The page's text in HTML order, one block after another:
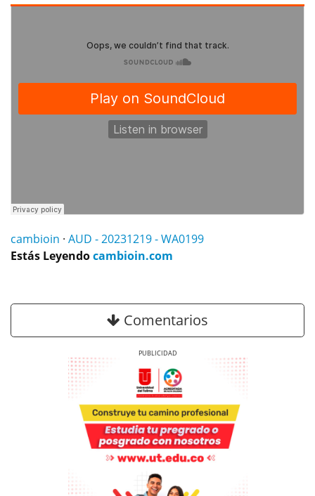
cambioin · AUD - 20231219 - WA0199
Estás Leyendocambioin.com
Comentarios